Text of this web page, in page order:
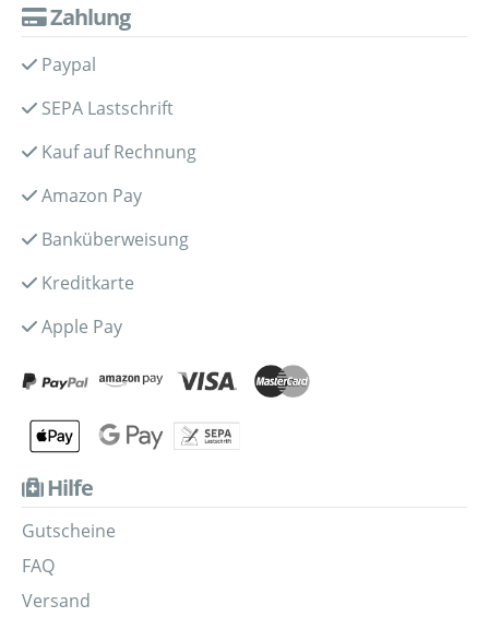
Zahlung
Paypal
SEPA Lastschrift
Kauf auf Rechnung
Amazon Pay
Banküberweisung
Kreditkarte
Apple Pay
Hilfe
Gutscheine
FAQ
Versand